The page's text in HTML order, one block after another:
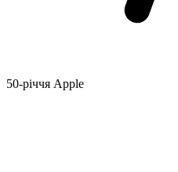
50-річчя Apple